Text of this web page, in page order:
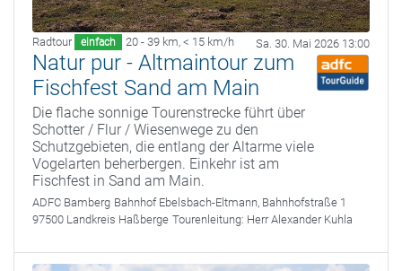
Radtour einfach 20 - 39 km, < 15 km/h Sa. 30. Mai 2026 13:00
Natur pur - Altmaintour zum
Fischfest Sand am Main
Die flache sonnige Tourenstrecke führt über
Schotter / Flur / Wiesenwege zu den
Schutzgebieten, die entlang der Altarme viele
Vogelarten beherbergen. Einkehr ist am
Fischfest in Sand am Main.
ADFC Bamberg Bahnhof Ebelsbach-Eltmann, Bahnhofstraße 1
97500 Landkreis Haßberge Tourenleitung: Herr Alexander Kuhla